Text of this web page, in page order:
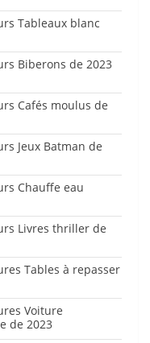
Tableaux blanc
Biberons de 2023
Cafés moulus de
Jeux Batman de
Chauffe eau
Livres thriller de
Tables à repasser
Voiture
de 2023